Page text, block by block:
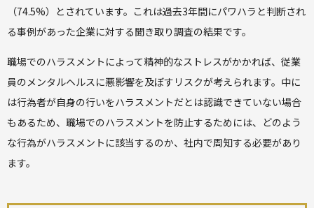
（74.5%）とされています。これは過去3年間にパワハラと判断され
る事例があった企業に対する聞き取り調査の結果です。
職場でのハラスメントによって精神的なストレスがかかれば、従業
員のメンタルヘルスに悪影響を及ぼすリスクが考えられます。中に
は行為者が自身の行いをハラスメントだとは認識できていない場合
もあるため、職場でのハラスメントを防止するためには、どのよう
な行為がハラスメントに該当するのか、社内で周知する必要があり
ます。